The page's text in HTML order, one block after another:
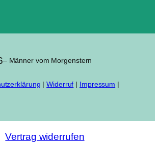
– Männer vom Morgenstern
|Widerruf | Impressum |
Vertrag widerrufen